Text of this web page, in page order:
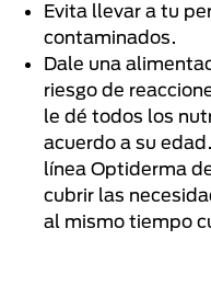
Evita llevar a tu
contaminados.
Dale una
riesgo de
le dé todos los
acuerdo a su
línea Optiderma
cubrir las
al mismo tiempo